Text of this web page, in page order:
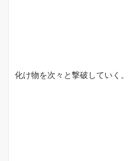
化け物を次々と撃破していく。